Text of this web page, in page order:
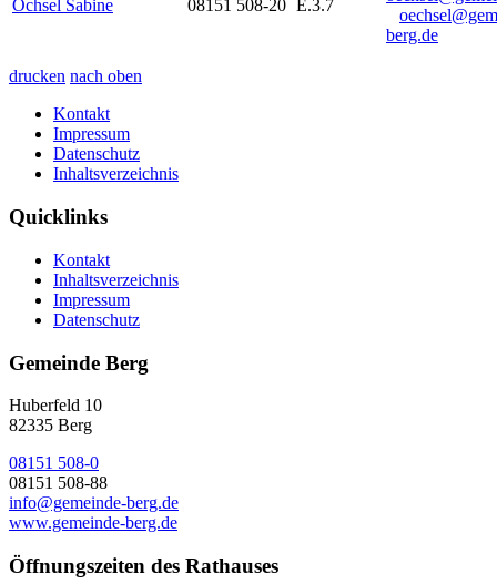
Öchsel Sabine 08151 508-20 E.3.7
berg.de
drucken nach oben
Kontakt
Impressum
Datenschutz
Inhaltsverzeichnis
Quicklinks
Kontakt
Inhaltsverzeichnis
Impressum
Datenschutz
Gemeinde Berg
Huberfeld 10
82335 Berg
08151 508-0
08151 508-88
info@gemeinde-berg.de
www.gemeinde-berg.de
Öffnungszeiten des Rathauses